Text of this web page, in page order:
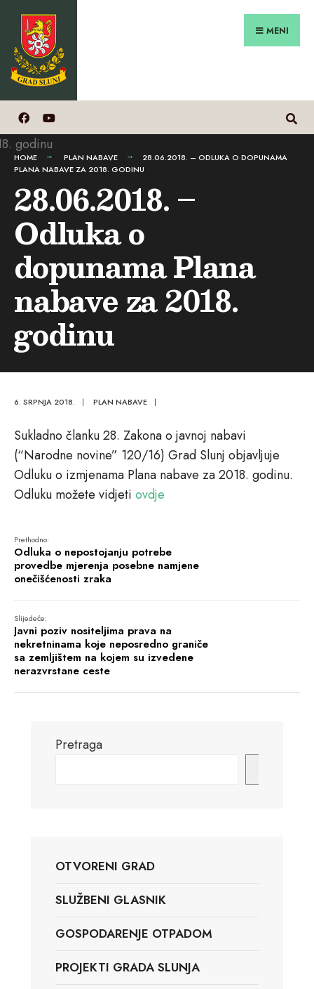
Preskoči
sadržaj
MENI
HOME PLAN NABAVE
28.06.2018. – ODLUKA O DOPUNAMA
PLANA NABAVE ZA 2018. GODINU
28.06.2018. –
Odluka o
dopunama Plana
nabave za 2018.
godinu
6. SRPNJA 2018. | PLAN NABAVE |
Sukladno članku 28. Zakona o javnoj nabavi
(“Narodne novine” 120/16) Grad Slunj objavljuje
Odluku o izmjenama Plana nabave za 2018. godinu.
Odluku možete vidjeti ovdje
Prethodno:
Odluka o nepostojanju potrebe
provedbe mjerenja posebne namjene
onečišćenosti zraka
Slijedeće:
Javni poziv nositeljima prava na
nekretninama koje neposredno graniče
sa zemljištem na kojem su izvedene
nerazvrstane ceste
Pretraga
OTVORENI GRAD
SLUŽBENI GLASNIK
GOSPODARENJE OTPADOM
PROJEKTI GRADA SLUNJA
for: